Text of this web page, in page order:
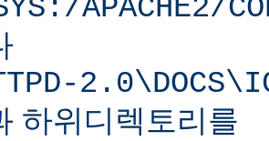
APACHE2/
하위디렉토리를